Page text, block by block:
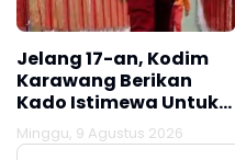
Jelang 17-an, Kodim
Karawang Berikan
Kado Istimewa Untuk
Warga Desa Kalijati
Jatisari
Minggu, 9 Agustus 2026